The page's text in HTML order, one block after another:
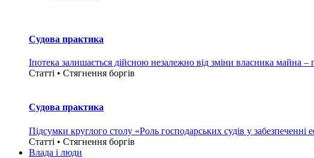
Судова практика
Іпотека залишається дійсною незалежно від зміни власника майна –
Статті • Стягнення боргiв
Судова практика
Підсумки круглого столу «Роль господарських судів у забезпеченні
Статті • Стягнення боргiв
Влада i люди